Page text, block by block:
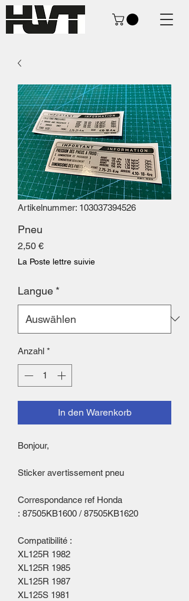
Artikelnummer: 103037394526
Pneu
2,50 €Preis
La Poste lettre suivie
Langue *
Anzahl *
In den Warenkorb
Bonjour,
Sticker avertissement pneu
Correspondance ref Honda
: 87505KB1600 / 87505KB1620
Compatibilité :
XL125R 1982
XL125R 1985
XL125R 1987
XL125S 1981